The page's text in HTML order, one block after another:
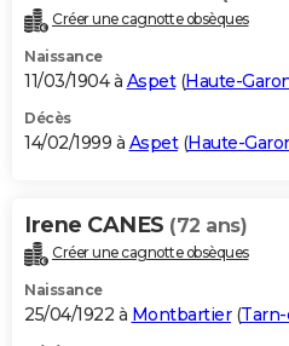
Créer une cagnotte obsèques
Naissance
11/03/1904 à Aspet(Haute-
Décès
14/02/1999 à Aspet(Haute-
Irene CANES (72 ans)
Créer une cagnotte obsèques
Naissance
25/04/1922 à Montbartier(